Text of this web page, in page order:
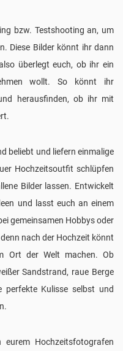
bzw. Testshooting an, um
Diese Bilder könnt ihr dann
überlegt euch, ob ihr ein
wollt. So könnt ihr
herausfinden, ob ihr mit
beliebt und liefern einmalige
Hochzeitsoutfit schlüpfen
Bilder lassen. Entwickelt
und lasst euch an einem
gemeinsamen Hobbys oder
nach der Hochzeit könnt
Ort der Welt machen. Ob
Sandstrand, raue Berge
perfekte Kulisse selbst und
Hochzeitsfotografen